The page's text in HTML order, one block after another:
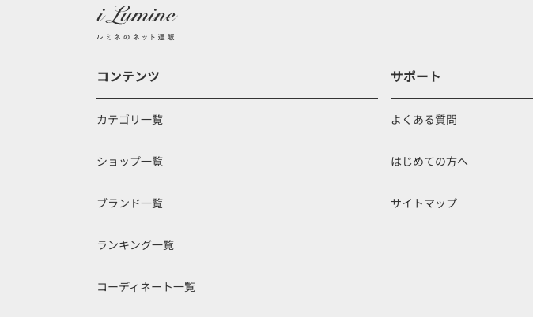
コンテンツ
カテゴリ一覧
ショップ一覧
ブランド一覧
ランキング一覧
コーディネート一覧
サポート
よくある質問
はじめての方へ
サイトマップ